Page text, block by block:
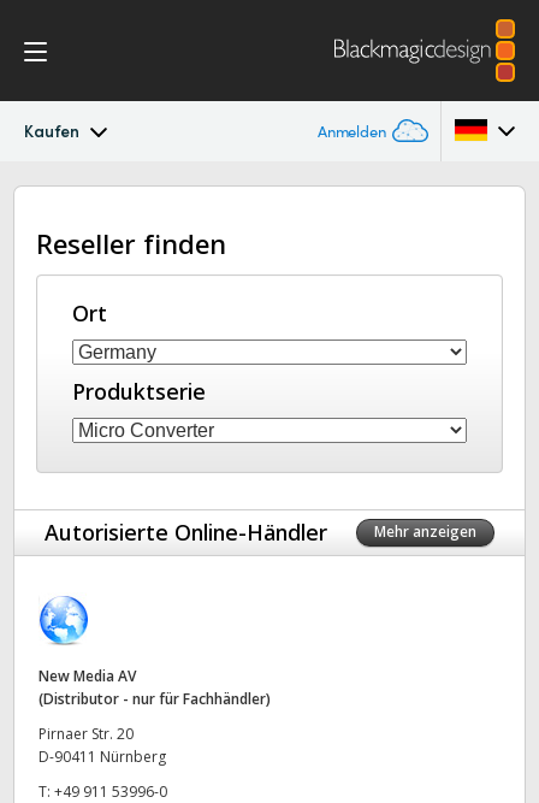
Kaufen Anmelden
Micro Converters
Techn. DatenAustralia
Austria
Brazil
Canada
Denmark
Finland
Germany
India
Reseller finden
Ort
Produktserie
Autorisierte Online-Händler Mehr anzeigen
New Media AV
(Distributor - nur für Fachhändler)
Pirnaer Str. 20
D-90411 Nürnberg
T: +49 911 53996-0